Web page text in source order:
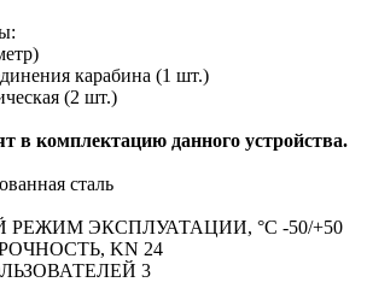
карабина (1 шт.)
(2 шт.)
в комплектацию данного устройства.
сталь
ЭКСПЛУАТАЦИИ, °C -50/+50
KN 24
3